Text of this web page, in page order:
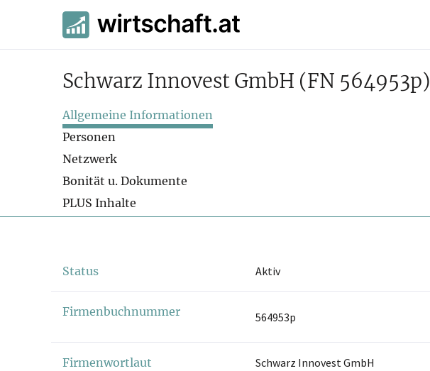
Schwarz Innovest GmbH (FN 564953p)
Allgemeine Informationen
Personen
Netzwerk
Bonität u. Dokumente
PLUS Inhalte
Status Aktiv
Firmenbuchnummer 564953p
Firmenwortlaut Schwarz Innovest GmbH